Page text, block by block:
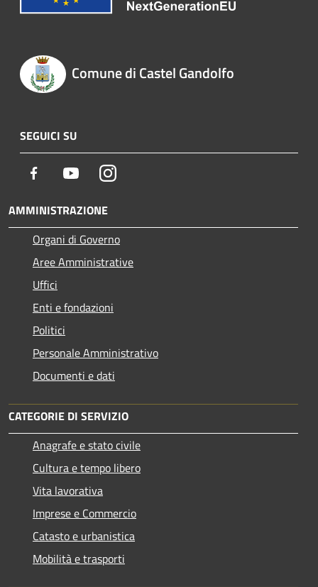
Comune di Castel Gandolfo
SEGUICI SU
Facebook YoutubeInstagram
AMMINISTRAZIONE
Organi di Governo
Aree Amministrative
Uffici
Enti e fondazioni
Politici
Personale Amministrativo
Documenti e dati
CATEGORIE DI SERVIZIO
Anagrafe e stato civile
Cultura e tempo libero
Vita lavorativa
Imprese e Commercio
Catasto e urbanistica
Mobilità e trasporti